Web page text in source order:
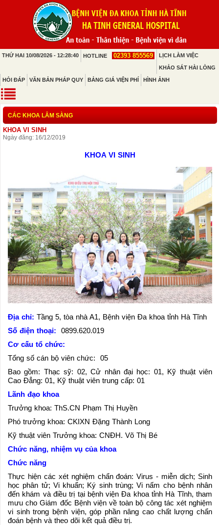
THỨ HAI 10/08/2026 - 12:28:40 HOTLINE 02393 855569 LỊCH LÀM VIỆC
KHẢO SÁT HÀI LÒNG
HỎI ĐÁP VĂN BẢN PHÁP QUY BẢNG GIÁ VIỆN PHÍ HÌNH ẢNH
CÁC KHOA LÂM SÀNG
KHOA VI SINH
Ngày đăng: 16/12/2019
KHOA VI SINH
Địa chỉ: Tầng 5, tòa nhà A1, Bệnh viện Đa khoa tỉnh Hà Tĩnh
Số điện thoại:
0899.620.019
Cơ cấu tổ chức:
Tổng số cán bộ viên chức: 05
Bao gồm: Thạc sỹ: 02, Cử nhân đại học: 01, Kỹ thuật viên
Cao Đẳng: 01, Kỹ thuật viên trung cấp: 01
Lãnh đạo khoa
Trưởng khoa: ThS.CN Phạm Thị Huyền
Phó trưởng khoa: CKIXN Đặng Thành Long
Kỹ thuật viên Trưởng khoa: CNĐH. Võ Thị Bé
Chức năng, nhiệm vụ của khoa
Chức năng
Thực hiện các xét nghiệm chẩn đoán: Virus - miễn dịch; Sinh
học phân tử; Vi khuẩn; Ký sinh trùng; Vi nấm cho bệnh nhân
đến khám và điều trị tại bệnh viện Đa khoa tỉnh Hà Tĩnh, tham
mưu cho Giám đốc Bệnh viện về toàn bộ công tác xét nghiệm
vi sinh trong bệnh viện, góp phần nâng cao chất lượng chẩn
đoán bệnh và theo dõi kết quả điều trị.